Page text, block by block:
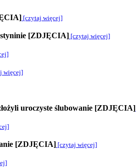
[czytaj więcej]
[ZDJĘCIA] [czytaj więcej]
więcej]
uroczyste ślubowanie [ZDJĘCIA]
[ZDJĘCIA] [czytaj więcej]